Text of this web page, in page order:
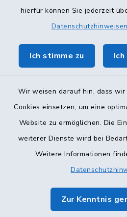
hierfür können Sie jederzeit
Datenschutzhinweisen
Ich stimme zu
Wir weisen darauf hin, dass
Cookies einsetzen, um eine
Website zu ermöglichen. Die
weiterer Dienste wird bei
Weitere Informationen
Zur Kenntnis